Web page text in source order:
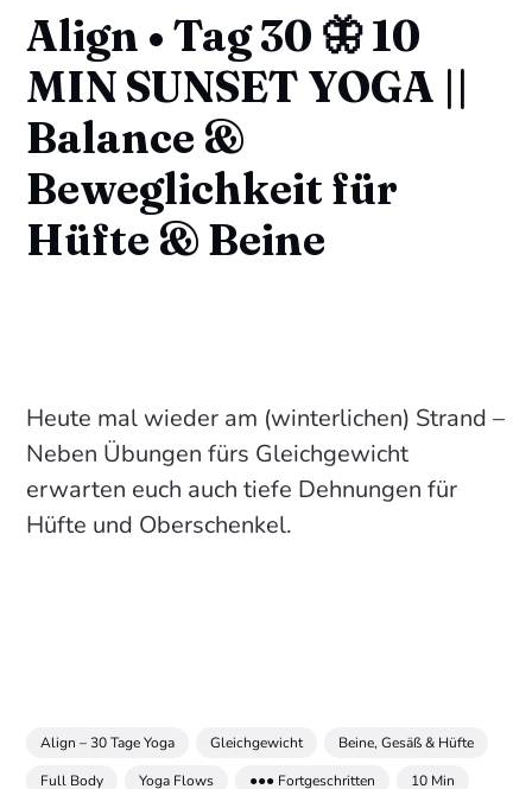
Align • Tag 30 🦋 10
MIN SUNSET YOGA ||
Balance &
Beweglichkeit für
Hüfte & Beine
Heute mal wieder am (winterlichen) Strand –
Neben Übungen fürs Gleichgewicht
erwarten euch auch tiefe Dehnungen für
Hüfte und Oberschenkel.
Align – 30 Tage Yoga Gleichgewicht
Beine, Gesäß & Hüfte
Full Body
Yoga Flows ●●● Fortgeschritten
10 Min